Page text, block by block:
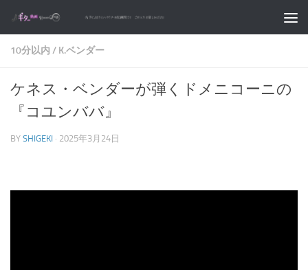
コンテンツへスキップ
10分以内 / K.ベンダー
ケネス・ベンダーが弾くドメニコーニの
『コユンババ』
BY SHIGEKI · 2025年3月24日